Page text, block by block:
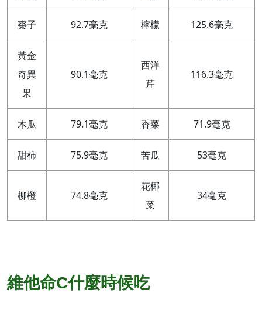
棗子 92.7毫克 檸檬 125.6毫克
黃金
奇異
果
90.1毫克
西洋
芹
116.3毫克
木瓜 79.1毫克 香菜 71.9毫克
甜柿 75.9毫克 苦瓜 53毫克
柳橙 74.8毫克
花椰
菜
34毫克
維他命C什麼時候吃